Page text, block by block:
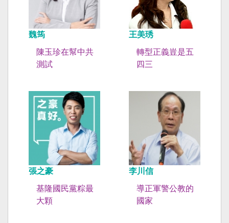
魏筠
陳玉珍在幫中共
測試
王美琇
轉型正義豈是五
四三
張之豪
基隆國民黨粽最
大顆
李川信
導正軍警公教的
國家